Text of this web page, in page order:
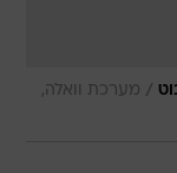
/ מערכת וואלה,